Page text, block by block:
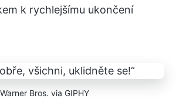
k rychlejšímu ukončení
Warner Bros. via GIPHY